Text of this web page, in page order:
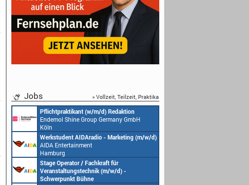
Jobs » Vollzeit, Teilzeit, Praktika
Pflichtpraktikant (w/m/d) Redaktion
Endemol Shine Group Germany GmbH
Köln
Werkstudent AIDAradio - Marketing (m/w/d)
AIDA Entertainment
Hamburg
Stage Operator / Fachkraft für
Veranstaltungstechnik (m/w/d) -
Schwerpunkt Bühne